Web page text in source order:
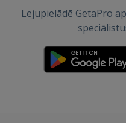
Lejupielādē GetaPro